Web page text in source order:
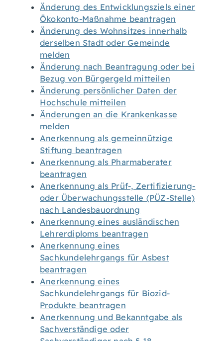
Änderung des Entwicklungsziels einer
Ökokonto-Maßnahme beantragen
Änderung des Wohnsitzes innerhalb
derselben Stadt oder Gemeinde
melden
Änderung nach Beantragung oder bei
Bezug von Bürgergeld mitteilen
Änderung persönlicher Daten der
Hochschule mitteilen
Änderungen an die Krankenkasse
melden
Anerkennung als gemeinnützige
Stiftung beantragen
Anerkennung als Pharmaberater
beantragen
Anerkennung als Prüf-, Zertifizierung-
oder Überwachungsstelle (PÜZ-Stelle)
nach Landesbauordnung
Anerkennung eines ausländischen
Lehrerdiploms beantragen
Anerkennung eines
Sachkundelehrgangs für Asbest
beantragen
Anerkennung eines
Sachkundelehrgangs für Biozid-
Produkte beantragen
Anerkennung und Bekanntgabe als
Sachverständige oder